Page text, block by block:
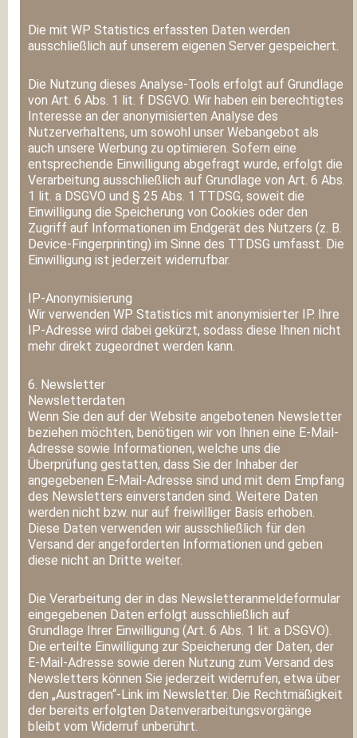
Die mit WP Statistics erfassten Daten werden
ausschließlich auf unserem eigenen Server gespeichert.
Die Nutzung dieses Analyse-Tools erfolgt auf Grundlage
von Art. 6 Abs. 1 lit. f DSGVO. Wir haben ein berechtigtes
Interesse an der anonymisierten Analyse des
Nutzerverhaltens, um sowohl unser Webangebot als
auch unsere Werbung zu optimieren. Sofern eine
entsprechende Einwilligung abgefragt wurde, erfolgt die
Verarbeitung ausschließlich auf Grundlage von Art. 6 Abs.
1 lit. a DSGVO und § 25 Abs. 1 TTDSG, soweit die
Einwilligung die Speicherung von Cookies oder den
Zugriff auf Informationen im Endgerät des Nutzers (z. B.
Device-Fingerprinting) im Sinne des TTDSG umfasst. Die
Einwilligung ist jederzeit widerrufbar.
IP-Anonymisierung
Wir verwenden WP Statistics mit anonymisierter IP. Ihre
IP-Adresse wird dabei gekürzt, sodass diese Ihnen nicht
mehr direkt zugeordnet werden kann.
6. Newsletter
Newsletter­daten
Wenn Sie den auf der Website angebotenen Newsletter
beziehen möchten, benötigen wir von Ihnen eine E-Mail-
Adresse sowie Informationen, welche uns die
Überprüfung gestatten, dass Sie der Inhaber der
angegebenen E-Mail-Adresse sind und mit dem Empfang
des Newsletters einverstanden sind. Weitere Daten
werden nicht bzw. nur auf freiwilliger Basis erhoben.
Diese Daten verwenden wir ausschließlich für den
Versand der angeforderten Informationen und geben
diese nicht an Dritte weiter.
Die Verarbeitung der in das Newsletteranmeldeformular
eingegebenen Daten erfolgt ausschließlich auf
Grundlage Ihrer Einwilligung (Art. 6 Abs. 1 lit. a DSGVO).
Die erteilte Einwilligung zur Speicherung der Daten, der
E-Mail-Adresse sowie deren Nutzung zum Versand des
Newsletters können Sie jederzeit widerrufen, etwa über
den „Austragen“-Link im Newsletter. Die Rechtmäßigkeit
der bereits erfolgten Datenverarbeitungsvorgänge
bleibt vom Widerruf unberührt.